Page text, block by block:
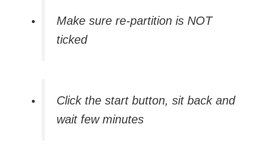
Make sure re-partition is NOT
ticked
Click the start button, sit back and
wait few minutes